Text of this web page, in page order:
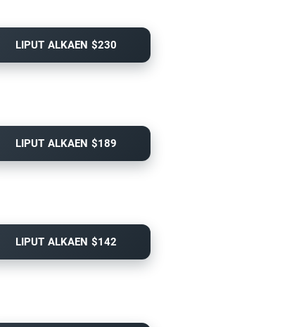
LIPUT ALKAEN $230
LIPUT ALKAEN $189
LIPUT ALKAEN $142